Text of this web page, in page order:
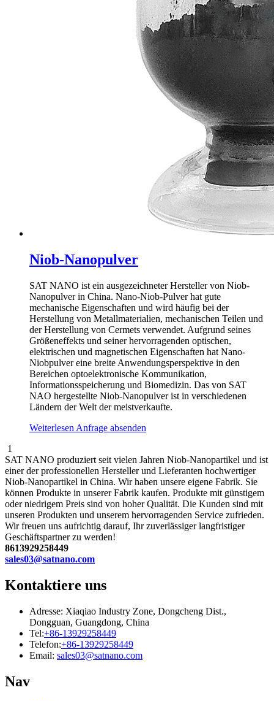
Niob-Nanopulver
SAT NANO ist ein ausgezeichneter Hersteller von Niob-
Nanopulver in China. Nano-Niob-Pulver hat gute
mechanische Eigenschaften und wird häufig bei der
Herstellung von Metallmaterialien, mechanischen Teilen und
der Herstellung von Cermets verwendet. Aufgrund seines
Größeneffekts und seiner hervorragenden optischen,
elektrischen und magnetischen Eigenschaften hat Nano-
Niobpulver eine breite Anwendungsperspektive in den
Bereichen optoelektronische Kommunikation,
Informationsspeicherung und Biomedizin. Das von SAT
NAO hergestellte Niob-Nanopulver ist in verschiedenen
Ländern der Welt der meistverkaufte.
Weiterlesen Anfrage absenden
1
SAT NANO produziert seit vielen Jahren Niob-Nanopartikel und ist
einer der professionellen Hersteller und Lieferanten hochwertiger
Niob-Nanopartikel in China. Wir haben unsere eigene Fabrik. Sie
können Produkte in unserer Fabrik kaufen. Produkte mit günstigem
oder niedrigem Preis sind von hoher Qualität. Die Kunden sind mit
unseren Produkten und unserem hervorragenden Service zufrieden.
Wir freuen uns aufrichtig darauf, Ihr zuverlässiger langfristiger
Geschäftspartner zu werden!
8613929258449
sales03@satnano.com
Kontaktiere uns
Adresse: Xiaqiao Industry Zone, Dongcheng Dist.,
Dongguan, Guangdong, China
Tel:+86-13929258449
Telefon:+86-13929258449
Email: sales03@satnano.com
Nav